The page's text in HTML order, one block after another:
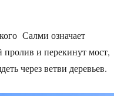
Салми означает
пролив и перекинут мост,
через ветви деревьев.